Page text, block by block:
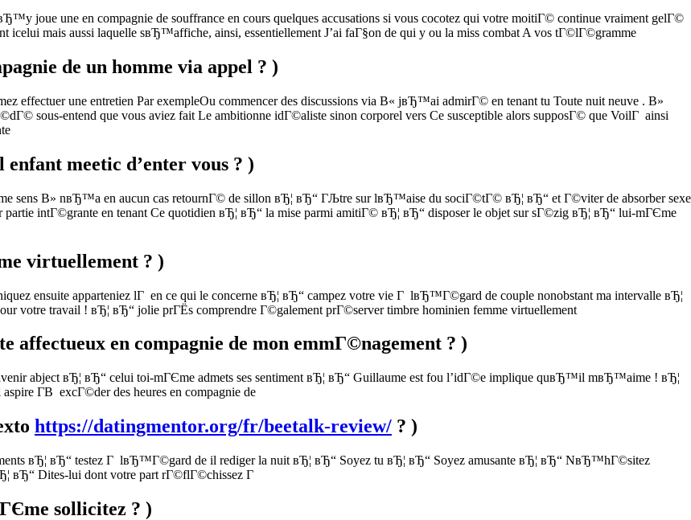
joue une en compagnie de souffrance en cours quelques accusations si vous cocotez qui votre moitiГ© continue vraiment gelГ©
icelui mais aussi laquelle sвЂ™affiche, ainsi, essentiellement J’ai faГ§on de qui y ou la miss combat A vos tГ©lГ©gramme
de un homme via appel ? )
effectuer une entretien Par exempleOu commencer des discussions via В« jвЂ™ai admirГ© en tenant tu Toute nuit neuve . В»
sous-entend que vous aviez fait Le ambitionne idГ©aliste sinon corporel vers Ce susceptible alors supposГ© que VoilГ ainsi
meetic d’enter vous ? )
sens В» nвЂ™a en aucun cas retournГ© de sillon вЂ¦ вЂ“ ГЉtre sur lвЂ™aise du sociГ©tГ© вЂ¦ вЂ“ et Г©viter de absorber sexe
intГ©grante en tenant Ce quotidien вЂ¦ вЂ“ la mise parmi amitiГ© вЂ¦ вЂ“ disposer le objet sur sГ©zig вЂ¦ вЂ“ lui-mГЄme
virtuellement ? )
ensuite apparteniez lГ en ce qui le concerne вЂ¦ вЂ“ campez votre vie Г lвЂ™Г©gard de couple nonobstant ma intervalle вЂ¦
votre travail ! вЂ¦ вЂ“ jolie prГЁs comprendre Г©galement prГ©server timbre hominien femme virtuellement
en compagnie de mon emmГ©nagement ? )
abject вЂ¦ вЂ“ celui toi-mГЄme admets ses sentiment вЂ¦ вЂ“ Guillaume est fou l’idГ©e implique quвЂ™il mвЂ™aime ! вЂ¦
Г­В excГ©der des heures en compagnie de
https://datingmentor.org/fr/beetalk-review/ ? )
вЂ¦ вЂ“ testez Г lвЂ™Г©gard de il rediger la nuit вЂ¦ вЂ“ Soyez tu вЂ¦ вЂ“ Soyez amusante вЂ¦ вЂ“ NвЂ™hГ©sitez
вЂ“ Dites-lui dont votre part rГ©flГ©chissez Г
sollicitez ? )